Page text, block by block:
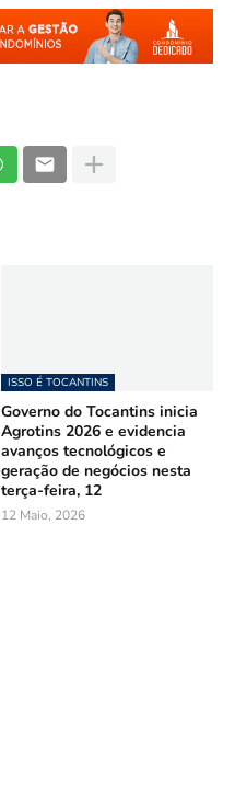
ISSO É TOCANTINS
Governo do Tocantins inicia
Agrotins 2026 e evidencia
avanços tecnológicos e
geração de negócios nesta
terça-feira, 12
12 Maio, 2026